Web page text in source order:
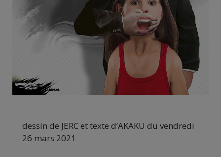
dessin de JERC et texte d’AKAKU du vendredi
26 mars 2021